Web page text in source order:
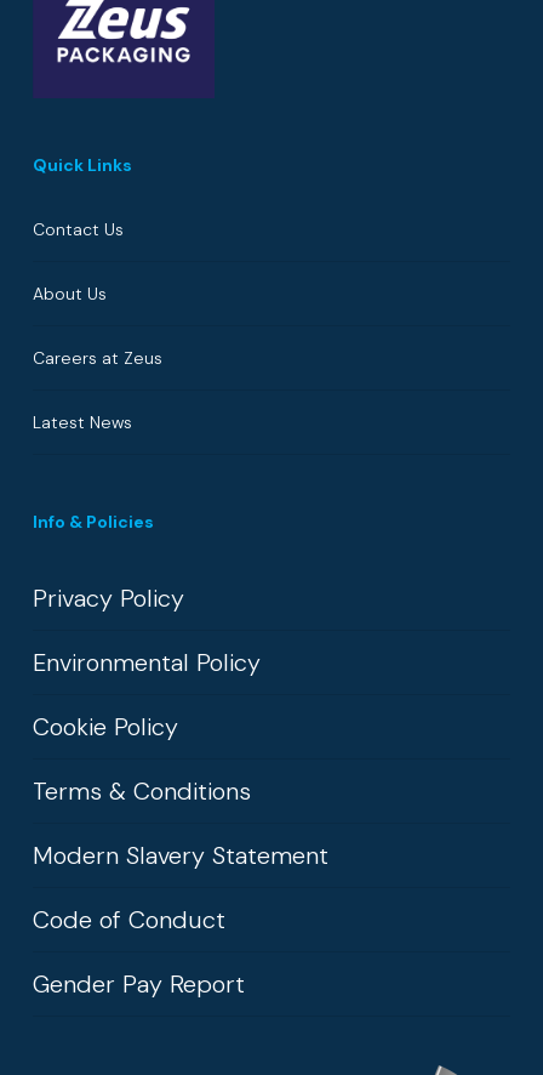
Quick Links
Contact Us
About Us
Careers at Zeus
Latest News
Info & Policies
Privacy Policy
Environmental Policy
Cookie Policy
Terms & Conditions
Modern Slavery Statement
Code of Conduct
Gender Pay Report